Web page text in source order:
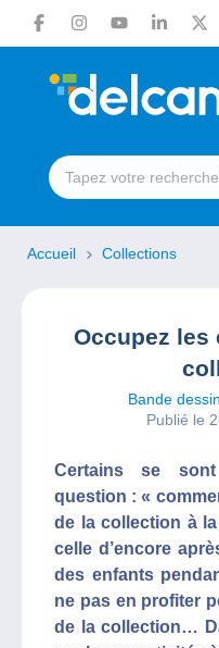
Accueil Collections
Occupez les
Bande
Publié le
Certains se
question : «
de la collection à
celle d’encore
des enfants
ne pas en profiter
de la collection…